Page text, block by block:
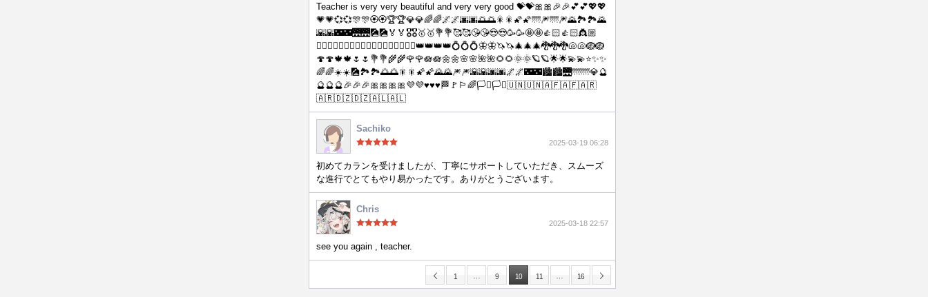
Teacher is very very beautiful and very very good 💝💝🎀🎀🎉🎉💕💕💖💖
💗💗💞💞🎊🎊🏵🏵🏆🏆💎💎🌈🌈🌌🌌🌆🌆🌅🌅🎇🎇🌠🌠🌁🎆🌁🎆🌄🏞🏞🌄
🌇🌇🌃🌃🌉🌉🎑🎑🏅🏅🎖🎖🥇🥇💐💐🥰🥰😘😘😍😍🥳🥳🤩🤩👍🏻👍🏻👸🏼
🧝🏻‍♂️🧝🏻‍♂️🧜🏻‍♀️🧜🏻‍♀️🧚🏻‍♀️🧚🏻‍♀️👑👑👑👑💍💍💍🦋🦋🦄🦄🎄🎄🎄🐉🐉🐉🐚🐚🪺🪺
🍄🍄🍁🍁🌷🌷💐💐🌾🌾🌹🌹🪷🪷🌼🌼🌸🌸🌺🌺🌻🌻🌞🌞🪐🪐🌟🌟💫💫⭐️✨✨
🌈🌈☀️☀️🎑🏞🏞🌅🌅🎇🎇🌠🌠🌄🌄🎆🎆🌇🌇🌆🌆🌌🌌🌃🌃🏙🏙🌉🌁🌁💎🔮
🔮🔮🔮🎉🎉🎉🎀🎀🎀🎀💜💜♥️♥️♥️🏁🚩🏳️‍🌈🏳️‍⚧️🏳️‍⚧️🇺🇳🇺🇳🇦🇫🇦🇫🇦🇷
🇦🇷🇩🇿🇩🇿🇦🇱🇦🇱
Sachiko
2025-03-19 06:28
初めてカランを受けましたが、丁寧にサポートしていただき、スムーズ
な進行でとてもやり易かったです。ありがとうございます。
Chris
2025-03-18 22:57
see you again , teacher.
1 9 10 11 16